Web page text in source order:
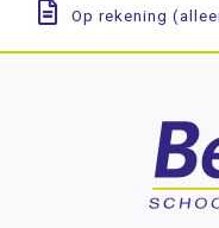
Op rekening